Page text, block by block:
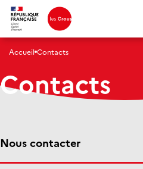
Accueil Contacts
Contacts
Nous contacter